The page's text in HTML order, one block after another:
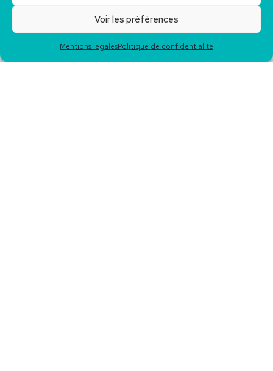
Voir les préférences
Mentions légalesPolitique de confidentialité
atelier de 47 m².
WC complètent l’ensemble.
Des combles d’environ 45 m² offrent encore de belles possibilités